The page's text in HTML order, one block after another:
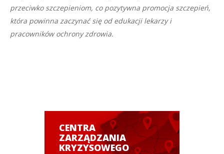
przeciwko szczepieniom, co pozytywna promocja szczepień,
która powinna zaczynać się od edukacji lekarzy i
pracowników ochrony zdrowia.
CENTRA
ZARZĄDZANIA
KRYZYSOWEGO